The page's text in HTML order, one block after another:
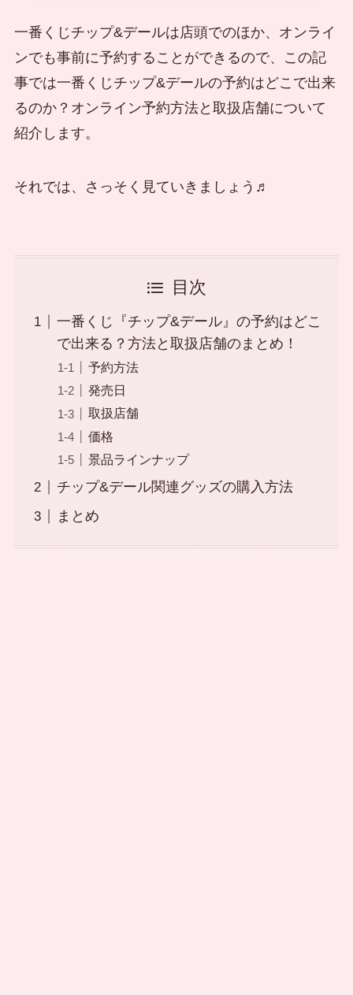
一番くじチップ&デールは店頭でのほか、オンライ
ンでも事前に予約することができるので、この記
事では一番くじチップ&デールの予約はどこで出来
るのか？オンライン予約方法と取扱店舗について
紹介します。
それでは、さっそく見ていきましょう♬
目次
一番くじ『チップ&デール』の予約はどこ
で出来る？方法と取扱店舗のまとめ！
予約方法
発売日
取扱店舗
価格
景品ラインナップ
チップ&デール関連グッズの購入方法
まとめ